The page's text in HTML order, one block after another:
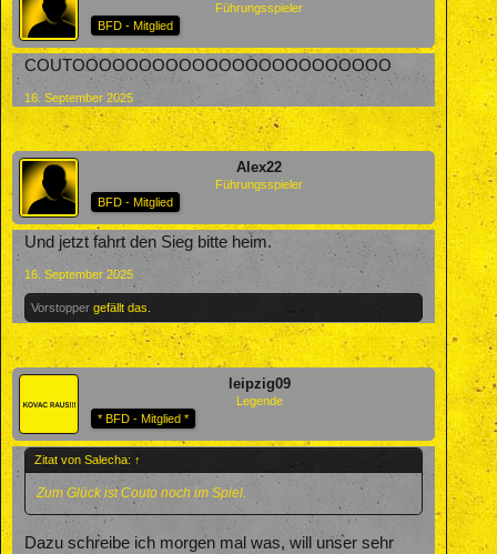
Führungsspieler
BFD - Mitglied
COUTOOOOOOOOOOOOOOOOOOOOOOOO
16. September 2025
Alex22
Führungsspieler
BFD - Mitglied
Und jetzt fahrt den Sieg bitte heim.
16. September 2025
Vorstopper gefällt das.
leipzig09
Legende
* BFD - Mitglied *
Zitat von Salecha: ↑
Zum Glück ist Couto noch im Spiel.
Dazu schreibe ich morgen mal was, will unser sehr